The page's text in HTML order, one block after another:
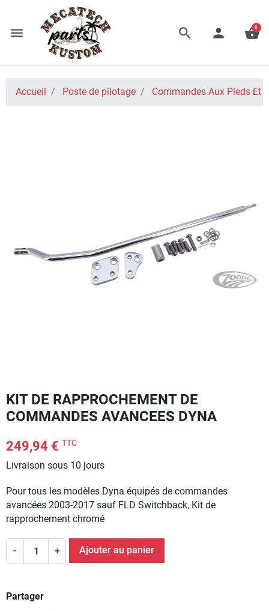
menu search person shopping_basket
0
Accueil Poste de pilotage Commandes Aux Pieds Et
KIT DE RAPPROCHEMENT DE
COMMANDES AVANCEES DYNA
249,94 € TTC
Livraison sous 10 jours
Pour tous les modèles Dyna équipés de commandes
avancées 2003-2017 sauf FLD Switchback, Kit de
rapprochement chromé
- + Ajouter au panier
Partager